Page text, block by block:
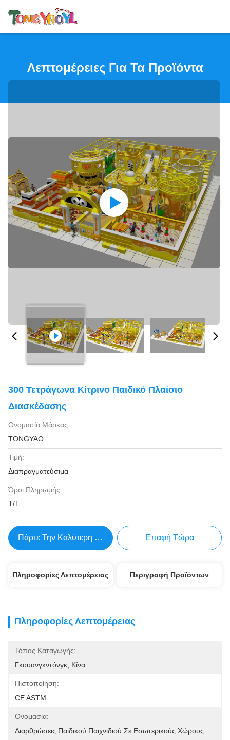
Λεπτομέρειες Για Τα Προϊόντα
300 Τετράγωνα Κίτρινο Παιδικό Πλαίσιο
Διασκέδασης
Ονομασία Μάρκας:
TONGYAO
Τιμή:
Διαπραγματεύσιμα
Όροι Πληρωμής:
Τ/Τ
Πάρτε Την Καλύτερη Τιμή Επαφή Τώρα
Πληροφορίες Λεπτομέρειας Περιγραφή Προϊόντων
Πληροφορίες Λεπτομέρειας
Τόπος Καταγωγής:
Γκουανγκντόνγκ, Κίνα
Πιστοποίηση:
CE ASTM
Ονομασία:
Διαρθρώσεις Παιδικού Παιχνιδιού Σε Εσωτερικούς Χώρους